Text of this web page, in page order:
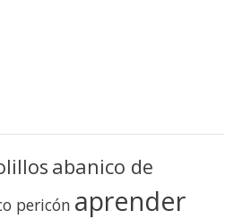
abanico de
pericón aprender